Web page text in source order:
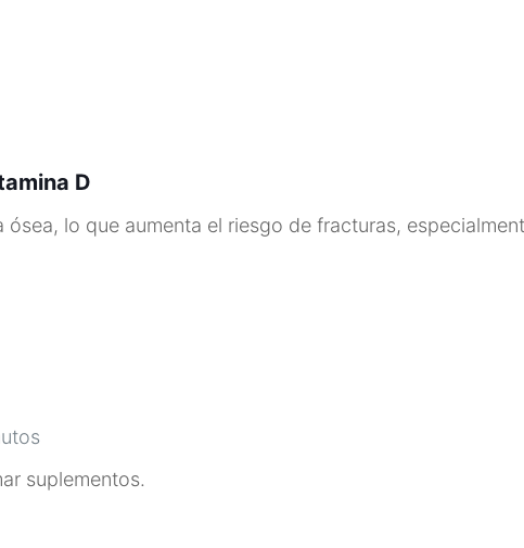
D
lo que aumenta el riesgo de fracturas,
suplementos.